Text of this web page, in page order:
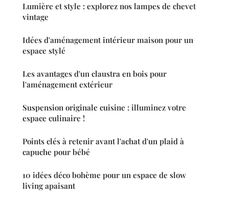
Lumière et style : explorez nos lampes de chevet
vintage
Idées d'aménagement intérieur maison pour un
espace stylé
Les avantages d'un claustra en bois pour
l'aménagement extérieur
Suspension originale cuisine : illuminez votre
espace culinaire !
Points clés à retenir avant l'achat d'un plaid à
capuche pour bébé
10 idées déco bohème pour un espace de slow
living apaisant